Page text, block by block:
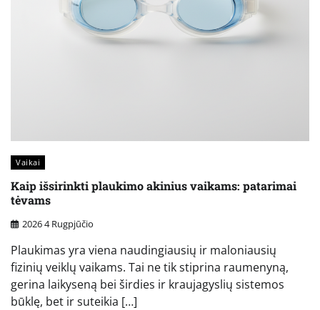
Vaikai
Kaip išsirinkti plaukimo akinius vaikams: patarimai
tėvams
2026 4 Rugpjūčio
Plaukimas yra viena naudingiausių ir maloniausių
fizinių veiklų vaikams. Tai ne tik stiprina raumenyną,
gerina laikyseną bei širdies ir kraujagyslių sistemos
būklę, bet ir suteikia […]